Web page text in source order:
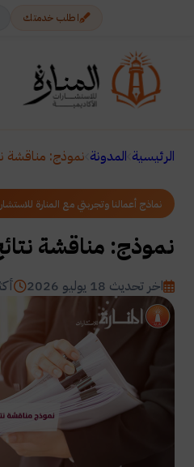
اطلب خدمتك
الرئيسية المدونة نموذج: مناقشة
نماذج أعمالنا وتجربتي مع المنارة
نموذج: مناقشة
اخر تحديث 18 يوليو 2026 أكثر